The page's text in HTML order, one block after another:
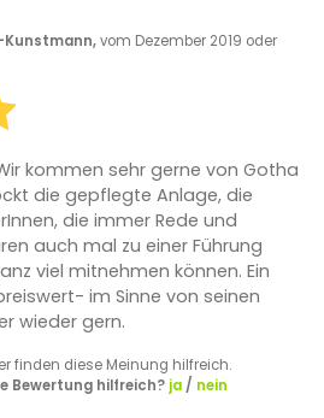
vom Dezember 2019 oder
kommen sehr gerne von Gotha
die gepflegte Anlage, die
die immer Rede und
auch mal zu einer Führung
viel mitnehmen können. Ein
im Sinne von seinen
wieder gern.
finden diese Meinung hilfreich.
Bewertung hilfreich? ja/ nein